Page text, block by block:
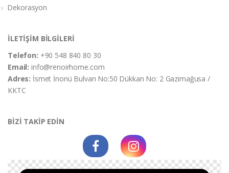
Dekorasyon
İLETİŞİM BİLGİLERİ
Telefon: +90 548 840 80 30
Email:info@renoirhome.com
Adres: İsmet İnonü Bulvarı No:50 Dükkan No: 2 Gazimağusa /
KKTC
BİZİ TAKİP EDİN